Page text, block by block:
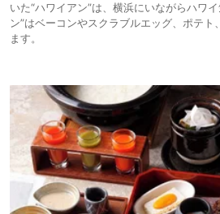
いた“ハワイアン”は、横浜にいながらハワ
ン”はベーコンやスクラブルエッグ、ポテ
ます。